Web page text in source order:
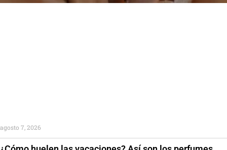
agosto 7, 2026